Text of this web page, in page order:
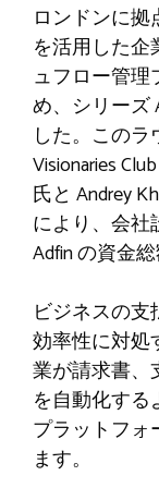
ロンドンに拠
を活用した
ュフロー管
め、シリーズ
した。このラ
Visionaries
氏と Andrey
により、会社
Adfin の資金
ビジネスの
効率性に対処
業が請求書、
を自動化す
プラットフ
ます。